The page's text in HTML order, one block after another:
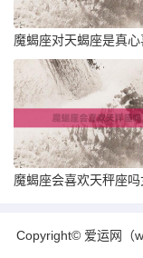
魔蝎座对天蝎座是真
魔蝎座会喜欢天秤座吗
Copyright© 爱运网（